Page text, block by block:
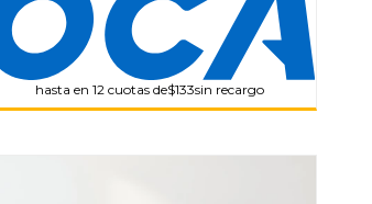
hasta en 12 cuotas de$133sin recargo